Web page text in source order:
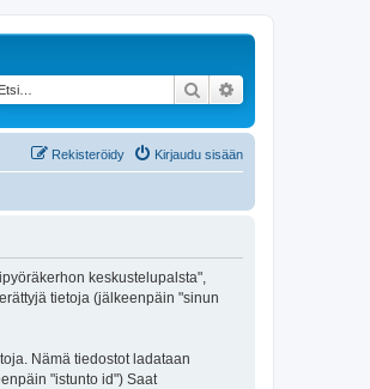
Etsi
Kirjaudu sisään
Rekisteröidy
keskustelupalsta",
tietoja (jälkeenpäin "sinun
Nämä tiedostot ladataan
"istunto id") Saat